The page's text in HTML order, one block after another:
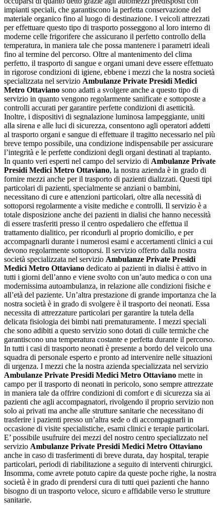
impianti speciali, che garantiscono la perfetta conservazione del
materiale organico fino al luogo di destinazione. I veicoli attrezzati
per effettuare questo tipo di trasporto posseggono al loro interno di
moderne celle frigorifere che assicurano il perfetto controllo della
temperatura, in maniera tale che possa mantenere i parametri ideali
fino al termine del percorso. Oltre al mantenimento del clima
perfetto, il trasporto di sangue e organi umani deve essere effettuato
in rigorose condizioni di igiene, ebbene i mezzi che la nostra società
specializzata nel servizio Ambulanze Private Presidi Medici
Metro Ottaviano sono adatti a svolgere anche a questo tipo di
servizio in quanto vengono regolarmente sanificate e sottoposte a
controlli accurati per garantire perfette condizioni di asetticità.
Inoltre, i dispositivi di segnalazione luminosa lampeggiante, uniti
alla sirena e alle luci di sicurezza, consentono agli operatori addetti
al trasporto organi e sangue di effettuare il tragitto necessario nel più
breve tempo possibile, una condizione indispensabile per assicurare
l’integrità e le perfette condizioni degli organi destinati al trapianto.
In quanto veri esperti nel campo del servizio di Ambulanze Private
Presidi Medici Metro Ottaviano, la nostra azienda è in grado di
fornire mezzi anche per il trasporto di pazienti dializzati. Questi tipi
particolari di pazienti, specialmente se anziani o bambini,
necessitano di cure e attenzioni particolari, oltre alla necessità di
sottoporsi regolarmente a visite mediche e controlli. Il servizio è a
totale disposizione anche dei pazienti in dialisi che hanno necessità
di essere trasferiti presso il centro ospedaliero che effettua il
trattamento dialitico, per ricondurli al proprio domicilio, e per
accompagnarli durante i numerosi esami e accertamenti clinici a cui
devono regolarmente sottoporsi. Il servizio offerto dalla nostra
società specializzata nel servizio Ambulanze Private Presidi
Medici Metro Ottaviano dedicato ai pazienti in dialisi è attivo in
tutti i giorni dell’anno e viene svolto con un’auto medica o con una
modernissima autoambulanza, in relazione alle condizioni fisiche e
all’età del paziente. Un’altra prestazione di grande importanza che la
nostra società è in grado di svolgere è il trasporto dei neonati. Essa
necessita di attrezzature particolari per garantire la tutela della
delicata fisiologia dei bimbi nati prematuramente. I mezzi speciali
che sono adibiti a questo servizio sono dotati di culle termiche che
garantiscono una temperatura costante e perfetta durante il percorso.
In tutti i casi di trasporto neonati è presente a bordo del veicolo una
squadra di personale esperto e pronto ad intervenire nelle situazioni
di urgenza. I mezzi che la nostra azienda specializzata nel servizio
Ambulanze Private Presidi Medici Metro Ottaviano mette in
campo per il trasporto di neonati in pericolo, sono sempre attrezzate
in maniera tale da offrire condizioni di comfort e di sicurezza sia ai
pazienti che agli accompagnatori, rivolgendo il proprio servizio non
solo ai privati ma anche alle strutture sanitarie che necessitano di
trasferire i pazienti presso un’altra sede o di accompagnarli in
occasione di visite specialistiche, esami clinici e terapie particolari.
E’ possibile usufruire dei mezzi del nostro centro specializzato nel
servizio Ambulanze Private Presidi Medici Metro Ottaviano
anche in caso di trasferimenti di breve durata, day hospital, terapie
particolari, periodi di riabilitazione a seguito di interventi chirurgici.
Insomma, come avrete potuto capire da queste poche righe, la nostra
società è in grado di prendersi cura di tutti quei pazienti che hanno
bisogno di un trasporto veloce, sicuro e affidabile verso le strutture
sanitarie.